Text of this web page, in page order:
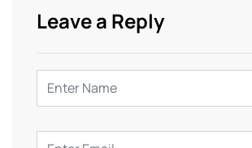
Leave a Reply